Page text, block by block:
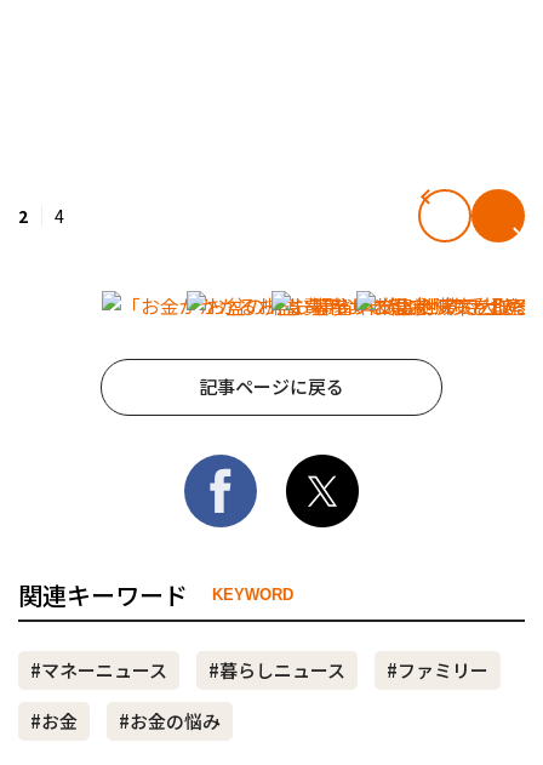
2 4
記事ページに戻る
関連キーワード KEYWORD
#マネーニュース #暮らしニュース
#ファミリー
#お金
#お金の悩み